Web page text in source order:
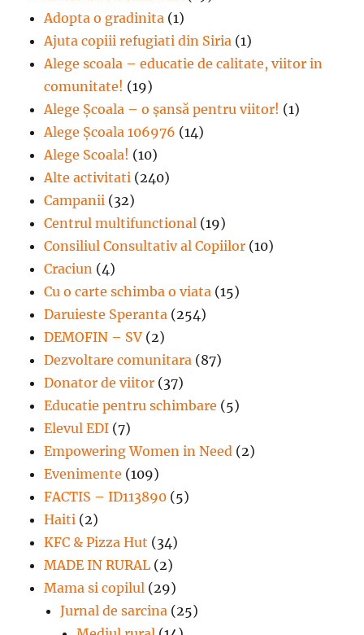
Adopta o gradinita (1)
Ajuta copiii refugiati din Siria (1)
Alege scoala – educatie de calitate, viitor in
comunitate! (19)
Alege Şcoala – o şansă pentru viitor! (1)
Alege Școala 106976 (14)
Alege Scoala! (10)
Alte activitati (240)
Campanii (32)
Centrul multifunctional (19)
Consiliul Consultativ al Copiilor (10)
Craciun (4)
Cu o carte schimba o viata (15)
Daruieste Speranta (254)
DEMOFIN – SV (2)
Dezvoltare comunitara (87)
Donator de viitor (37)
Educatie pentru schimbare (5)
Elevul EDI (7)
Empowering Women in Need (2)
Evenimente (109)
FACTIS – ID113890 (5)
Haiti (2)
KFC & Pizza Hut (34)
MADE IN RURAL (2)
Mama si copilul (29)
Jurnal de sarcina (25)